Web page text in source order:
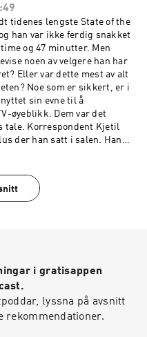
tidenes lengste State of the
han var ikke ferdig snakket
og 47 minutter. Men
noen av velgere han har
Eller var dette mest av alt
Noe som er sikkert, er i
sin evne til å
øyeblikk. Dem var det
tale. Korrespondent Kjetil
der han satt i salen. Han
York Times
i gratisappen
lyssna på avsnitt
rekommendationer.